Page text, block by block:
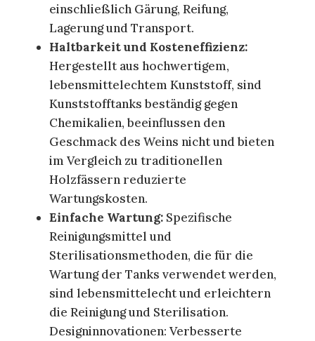
einschließlich Gärung, Reifung,
Lagerung und Transport.
Haltbarkeit und Kosteneffizienz:
Hergestellt aus hochwertigem,
lebensmittelechtem Kunststoff, sind
Kunststofftanks beständig gegen
Chemikalien, beeinflussen den
Geschmack des Weins nicht und bieten
im Vergleich zu traditionellen
Holzfässern reduzierte
Wartungskosten.
Einfache Wartung: Spezifische
Reinigungsmittel und
Sterilisationsmethoden, die für die
Wartung der Tanks verwendet werden,
sind lebensmittelecht und erleichtern
die Reinigung und Sterilisation.
Designinnovationen: Verbesserte